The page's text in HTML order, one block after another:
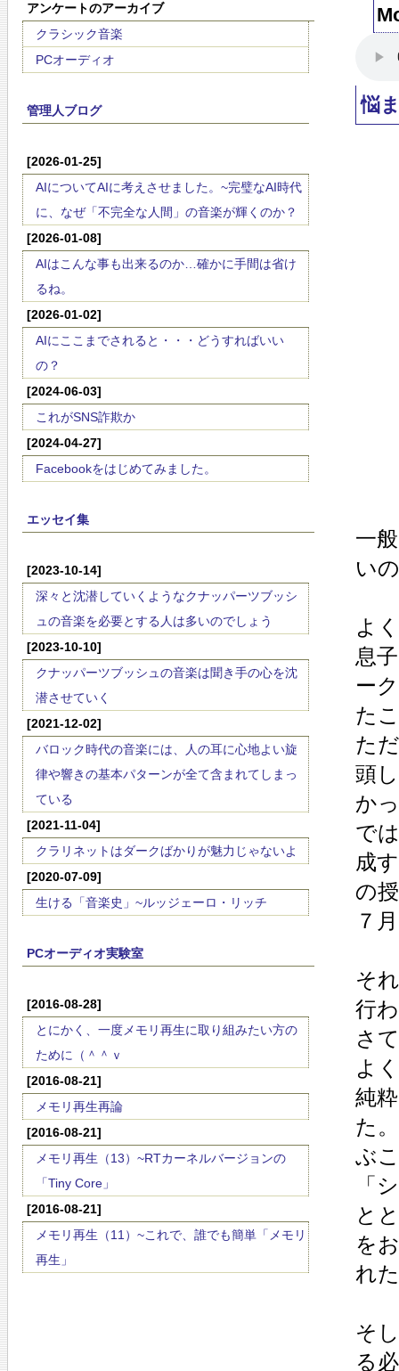
アンケートのアーカイブ
クラシック音楽
PCオーディオ
管理人ブログ
[2026-01-25]
AIについてAIに考えさせました。~完璧なAI時代
に、なぜ「不完全な人間」の音楽が輝くのか？
[2026-01-08]
AIはこんな事も出来るのか…確かに手間は省け
るね。
[2026-01-02]
AIにここまでされると・・・どうすればいい
の？
[2024-06-03]
これがSNS詐欺か
[2024-04-27]
Facebookをはじめてみました。
エッセイ集
[2023-10-14]
深々と沈潜していくようなクナッパーツブッシ
ュの音楽を必要とする人は多いのでしょう
[2023-10-10]
クナッパーツブッシュの音楽は聞き手の心を沈
潜させていく
[2021-12-02]
バロック時代の音楽には、人の耳に心地よい旋
律や響きの基本パターンが全て含まれてしまっ
ている
[2021-11-04]
クラリネットはダークばかりが魅力じゃないよ
[2020-07-09]
生ける「音楽史」~ルッジェーロ・リッチ
PCオーディオ実験室
[2016-08-28]
とにかく、一度メモリ再生に取り組みたい方の
ために（＾＾ｖ
[2016-08-21]
メモリ再生再論
[2016-08-21]
メモリ再生（13）~RTカーネルバージョンの
「Tiny Core」
[2016-08-21]
メモリ再生（11）~これで、誰でも簡単「メモリ
再生」
悩
一
い
よ
息
ー
た
た
頭
か
で
成
の
７
そ
行
さ
よ
純
た
ぶ
「
と
を
れ
そ
る